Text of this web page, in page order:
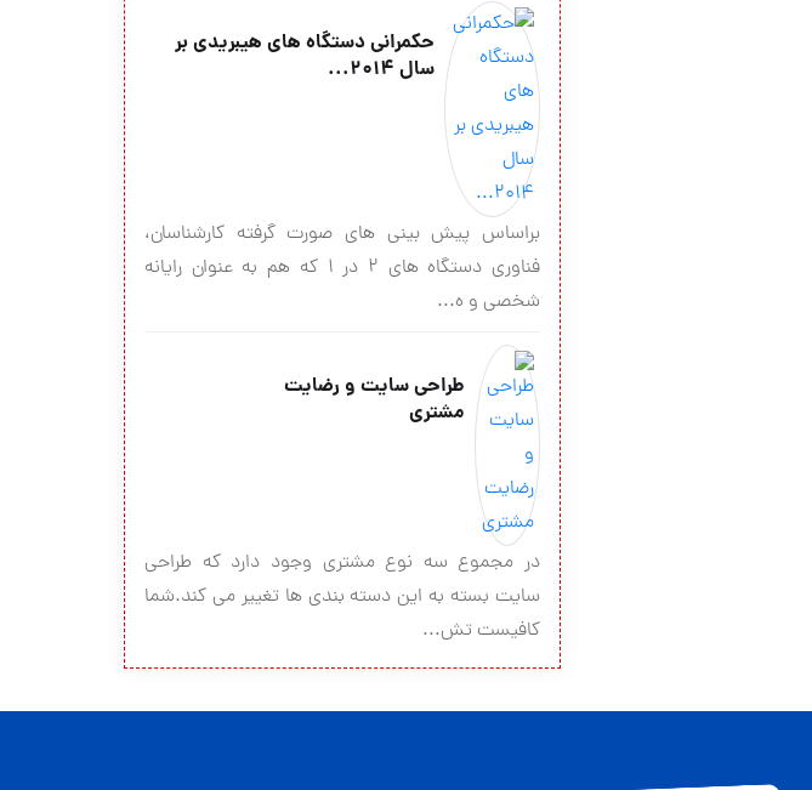
حکمرانی دستگاه های هیبریدی بر
سال 2014...
براساس پیش بینی های صورت گرفته کارشناسان،
فناوری دستگاه های 2 در 1 که هم به عنوان رایانه
شخصی و ه...
طراحی سایت و رضایت
مشتری
در مجموع سه نوع مشتری وجود دارد که طراحی
سایت بسته به این دسته بندی ها تغییر می کند.شما
کافیست تش...